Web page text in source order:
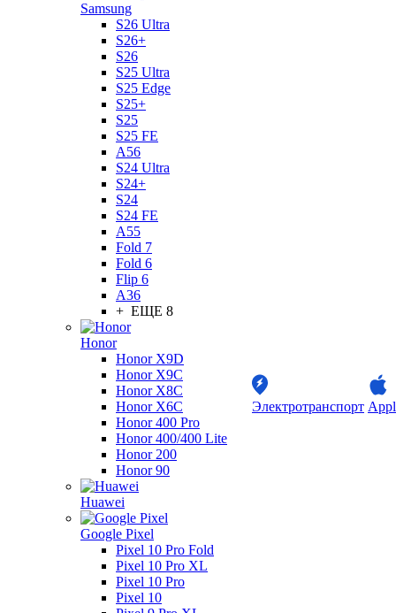
Samsung
S26 Ultra
S26+
S26
S25 Ultra
S25 Edge
S25+
S25
S25 FE
A56
S24 Ultra
S24+
S24
S24 FE
A55
Fold 7
Fold 6
Flip 6
A36
+ ЕЩЕ 8
Honor
Honor X9D
Honor X9C
Honor X8C
Honor X6C
Honor 400 Pro
Honor 400/400 Lite
Honor 200
Honor 90
Huawei
Google Pixel
Pixel 10 Pro Fold
Pixel 10 Pro XL
Pixel 10 Pro
Pixel 10
Электротранспорт